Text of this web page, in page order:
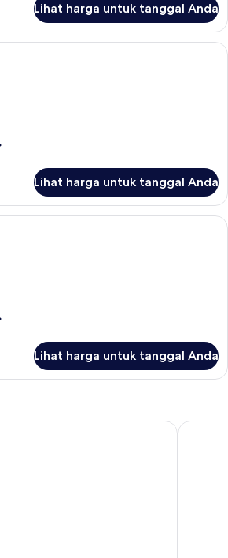
Lihat harga untuk tanggal Anda
Minibar, brankas, meja kerja, dan
Lihat harga untuk tanggal Anda
Minibar, brankas, meja kerja, dan
Lihat harga untuk tanggal Anda
K-Hills